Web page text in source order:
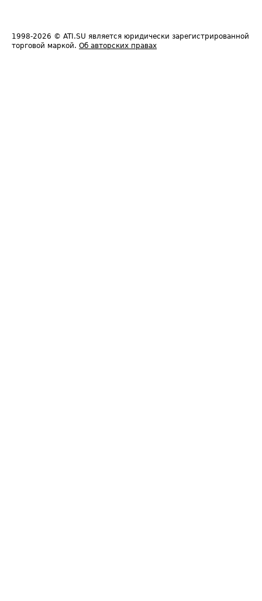
1998-2026 © ATI.SU является юридически зарегистрированной
торговой маркой. Об авторских правах